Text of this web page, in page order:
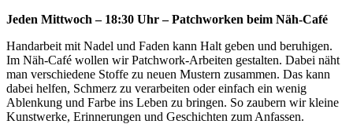
Jeden Mittwoch – 18:30 Uhr – Patchworken beim Näh-Café
Handarbeit mit Nadel und Faden kann Halt geben und beruhigen.
Im Näh-Café wollen wir Patchwork-Arbeiten gestalten. Dabei näht
man verschiedene Stoffe zu neuen Mustern zusammen. Das kann
dabei helfen, Schmerz zu verarbeiten oder einfach ein wenig
Ablenkung und Farbe ins Leben zu bringen. So zaubern wir kleine
Kunstwerke, Erinnerungen und Geschichten zum Anfassen.